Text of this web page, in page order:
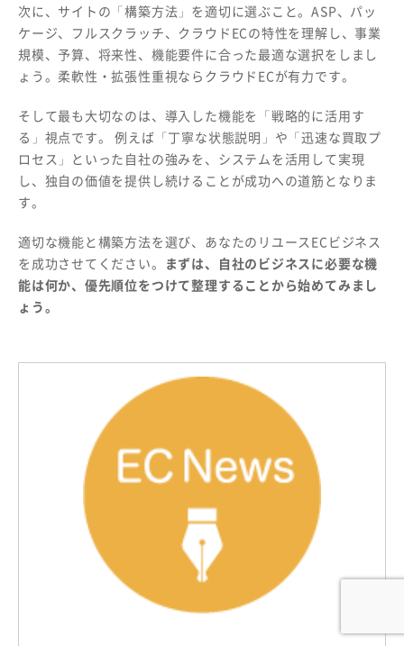
次に、サイトの「構築方法」を適切に選ぶこと。ASP、パッ
ケージ、フルスクラッチ、クラウドECの特性を理解し、事業
規模、予算、将来性、機能要件に合った最適な選択をしまし
ょう。柔軟性・拡張性重視ならクラウドECが有力です。
そして最も大切なのは、導入した機能を「戦略的に活用す
る」視点です。 例えば「丁寧な状態説明」や「迅速な買取プ
ロセス」といった自社の強みを、システムを活用して実現
し、独自の価値を提供し続けることが成功への道筋となりま
す。
適切な機能と構築方法を選び、あなたのリユースECビジネス
を成功させてください。 まずは、自社のビジネスに必要な機
能は何か、優先順位をつけて整理することから始めてみまし
ょう。